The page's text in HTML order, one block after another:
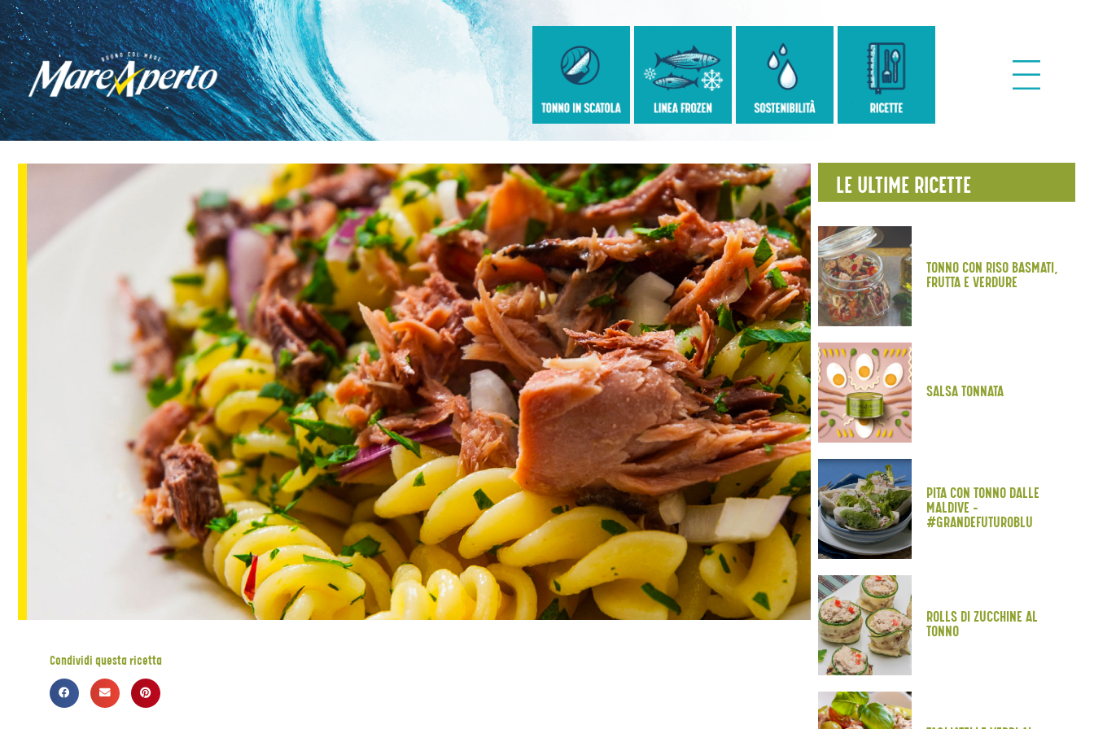
Condividi questa ricetta
LE ULTIME RICETTE
TONNO CON RISO BASMATI,
FRUTTA E VERDURE
SALSA TONNATA
PITA CON TONNO DALLE
MALDIVE -
#GRANDEFUTUROBLU
ROLLS DI ZUCCHINE AL
TONNO